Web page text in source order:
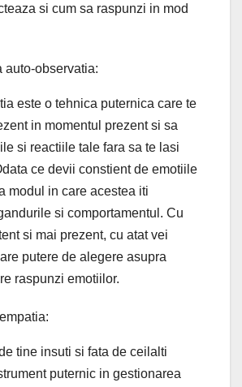
si cum sa raspunzi in mod
auto-observatia:
este o tehnica puternica care te
in momentul prezent si sa
si reactiile tale fara sa te lasi
ce devii constient de emotiile
modul in care acestea iti
si comportamentul. Cu
si mai prezent, cu atat vei
putere de alegere asupra
raspunzi emotiilor.
tine insuti si fata de ceilalti
puternic in gestionarea